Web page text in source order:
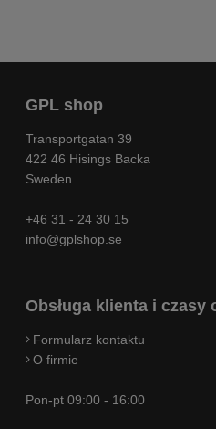
GPL shop
Transportgatan 39
422 46 Hisings Backa
Sweden
+46 31 - 24 30 15
info@gplshop.se
Obsługa klienta i czasy
Formularz kontaktu
O firmie
Pon-pt 09:00 - 16:00